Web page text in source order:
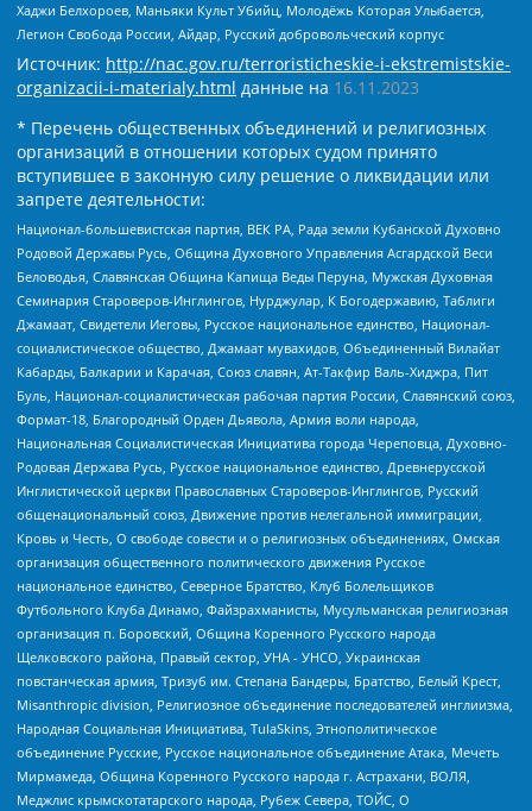
Хаджи Белхороев, Маньяки Культ Убийц, Молодёжь Которая Улыбается,
Легион Свобода России, Айдар, Русский добровольческий корпус
Источник: http://nac.gov.ru/terroristicheskie-i-ekstremistskie-
organizacii-i-materialy.html данные на 16.11.2023
* Перечень общественных объединений и религиозных
организаций в отношении которых судом принято
вступившее в законную силу решение о ликвидации или
запрете деятельности:
Национал-большевистская партия, ВЕК РА, Рада земли Кубанской Духовно
Родовой Державы Русь, Община Духовного Управления Асгардской Веси
Беловодья, Славянская Община Капища Веды Перуна, Мужская Духовная
Семинария Староверов-Инглингов, Нурджулар, К Богодержавию, Таблиги
Джамаат, Свидетели Иеговы, Русское национальное единство, Национал-
социалистическое общество, Джамаат мувахидов, Объединенный Вилайат
Кабарды, Балкарии и Карачая, Союз славян, Ат-Такфир Валь-Хиджра, Пит
Буль, Национал-социалистическая рабочая партия России, Славянский союз,
Формат-18, Благородный Орден Дьявола, Армия воли народа,
Национальная Социалистическая Инициатива города Череповца, Духовно-
Родовая Держава Русь, Русское национальное единство, Древнерусской
Инглистической церкви Православных Староверов-Инглингов, Русский
общенациональный союз, Движение против нелегальной иммиграции,
Кровь и Честь, О свободе совести и о религиозных объединениях, Омская
организация общественного политического движения Русское
национальное единство, Северное Братство, Клуб Болельщиков
Футбольного Клуба Динамо, Файзрахманисты, Мусульманская религиозная
организация п. Боровский, Община Коренного Русского народа
Щелковского района, Правый сектор, УНА - УНСО, Украинская
повстанческая армия, Тризуб им. Степана Бандеры, Братство, Белый Крест,
Misanthropic division, Религиозное объединение последователей инглиизма,
Народная Социальная Инициатива, TulaSkins, Этнополитическое
объединение Русские, Русское национальное объединение Атака, Мечеть
Мирмамеда, Община Коренного Русского народа г. Астрахани, ВОЛЯ,
Меджлис крымскотатарского народа, Рубеж Севера, ТОЙС, О